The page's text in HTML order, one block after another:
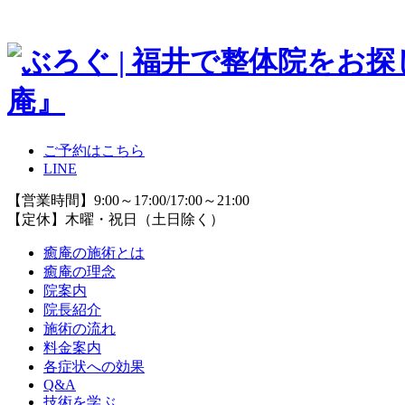
ご予約はこちら
LINE
【営業時間】9:00～17:00/17:00～21:00
【定休】木曜・祝日（土日除く）
癒庵の施術とは
癒庵の理念
院案内
院長紹介
施術の流れ
料金案内
各症状への効果
Q&A
技術を学ぶ